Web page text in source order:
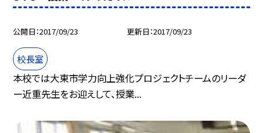
公開日 2017/09/23 更新日 2017/09/23
校長室
本校では大東市学力向上強化プロジェクトチームのリーダ
ー近重先生をお迎えして、授業...